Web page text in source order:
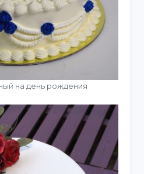
на день рождения